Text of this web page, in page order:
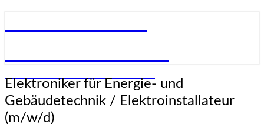
Elektroniker
für
Energie-
und
Gebäudetechnik
Elektroniker für Energie- und
Gebäudetechnik / Elektroinstallateur
(m/w/d)